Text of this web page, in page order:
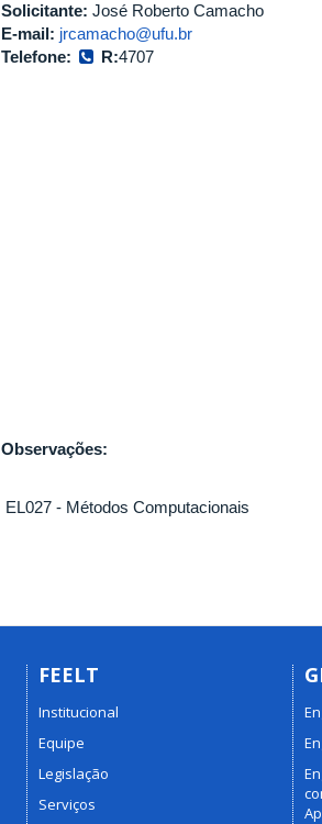
Solicitante: José Roberto Camacho
E-mail: jrcamacho@ufu.br
Telefone:
R:4707
Observações:
EL027 - Métodos Computacionais
FEELT
Institucional
Equipe
Legislação
Serviços